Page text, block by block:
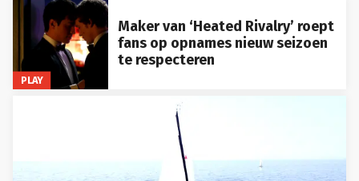
PLAY
Maker van ‘Heated Rivalry’ roept
fans op opnames nieuw seizoen
te respecteren